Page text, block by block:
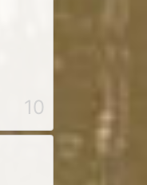
10